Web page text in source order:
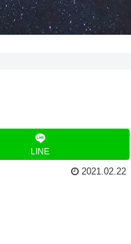
LINE
2021.02.22